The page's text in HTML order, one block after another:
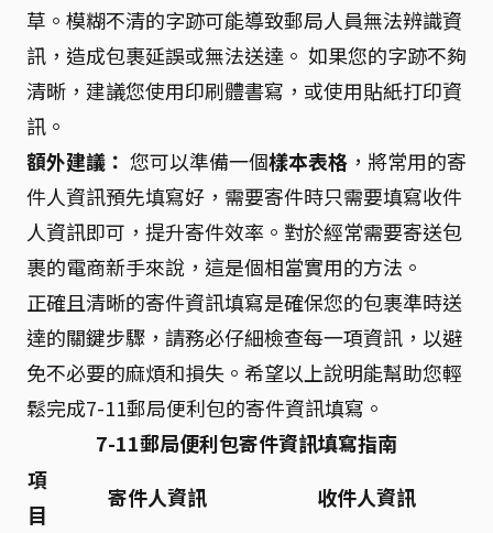
草。模糊不清的字跡可能導致郵局人員無法辨識資
訊，造成包裹延誤或無法送達。 如果您的字跡不夠
清晰，建議您使用印刷體書寫，或使用貼紙打印資
訊。
額外建議： 您可以準備一個樣本表格 ，將常用的寄
件人資訊預先填寫好，需要寄件時只需要填寫收件
人資訊即可，提升寄件效率。對於經常需要寄送包
裹的電商新手來說，這是個相當實用的方法。
正確且清晰的寄件資訊填寫是確保您的包裹準時送
達的關鍵步驟，請務必仔細檢查每一項資訊，以避
免不必要的麻煩和損失。希望以上說明能幫助您輕
鬆完成7-11郵局便利包的寄件資訊填寫。
7-11郵局便利包寄件資訊填寫指南
項
目
寄件人資訊 收件人資訊